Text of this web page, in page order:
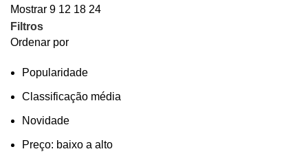
Mostrar 9 12 18 24
Filtros
Ordenar por
Popularidade
Classificação média
Novidade
Preço: baixo a alto